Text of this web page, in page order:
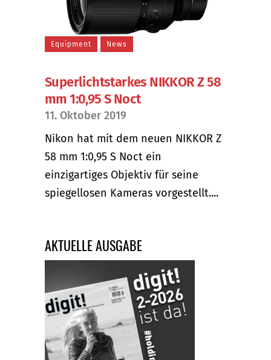
Equipment News
Superlichtstarkes NIKKOR Z 58
mm 1:0,95 S Noct
11. Oktober 2019
Nikon hat mit dem neuen NIKKOR Z
58 mm 1:0,95 S Noct ein
einzigartiges Objektiv für seine
spiegellosen Kameras vorgestellt....
AKTUELLE AUSGABE